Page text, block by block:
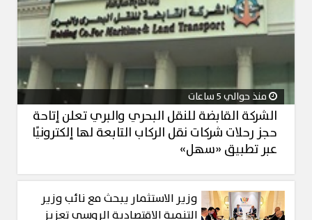
منذ حوالي 5 ساعات
الشركة القابضة للنقل البحري والبري تعلن إتاحة
حجز رحلات شركات نقل الركاب التابعة لها إلكترونيًا
عبر تطبيق «سهل»
وزير الاستثمار يبحث مع نائب وزير
التنمية الاقتصادية الروسي تعزيز